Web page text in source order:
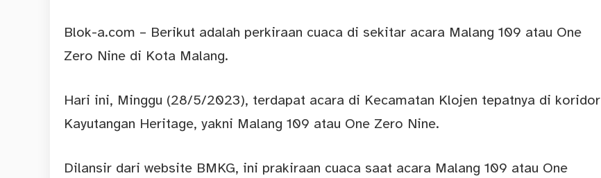
Blok-a.com – Berikut adalah perkiraan cuaca di sekitar acara Malang 109 atau One
Zero Nine di Kota Malang.
Hari ini, Minggu (28/5/2023), terdapat acara di Kecamatan Klojen tepatnya di koridor
Kayutangan Heritage, yakni Malang 109 atau One Zero Nine.
Dilansir dari website BMKG, ini prakiraan cuaca saat acara Malang 109 atau One